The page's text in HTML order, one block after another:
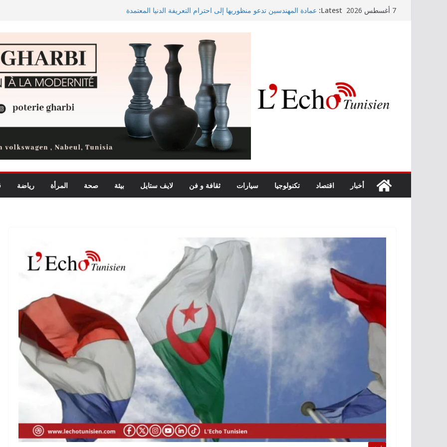
Skip7 أغسطس 2026 Latest: عمادة المهندسين تدعو منظوريها إلى احترام التعريفة الدنيا المعتمدة
الاستثمارات الفلاحية الخاصة المصادق عليها ترتفع بـ15 بالمائة إلى
اختيار معهد باستور مركزا إقليميا لشمال إفريقيا في مراقبة مياه
أخبار اقتصاد تكنولوجيا سيارات ثقافة و فن لايف ستايل بيئة صحة المرأة رياضة